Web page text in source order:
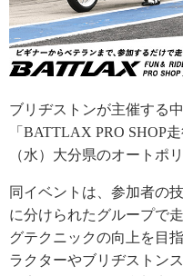
ブリヂストンが主催する
「BATTLAX PRO SHOP
（水）大分県のオートポ
同イベントは、参加者の
に分けられたグループで
グテクニックの向上を目
ラクターやブリヂストン